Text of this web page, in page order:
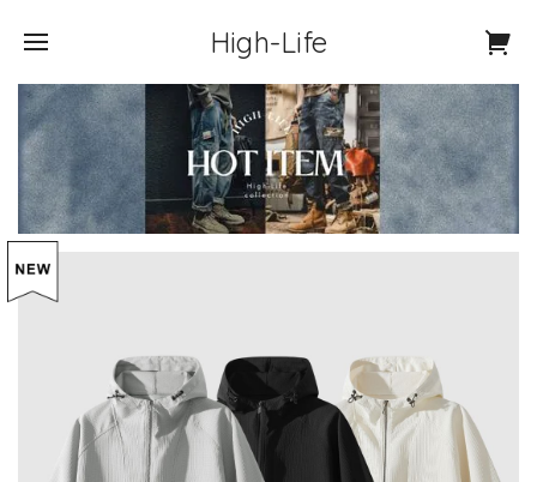
High-Life